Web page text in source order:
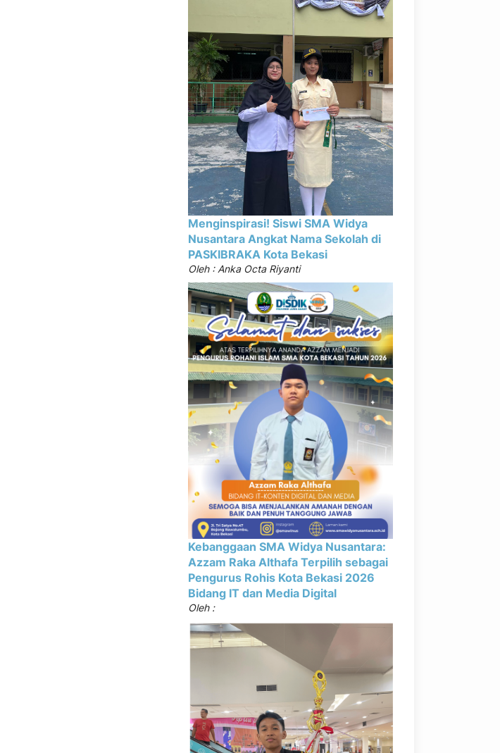
Menginspirasi! Siswi SMA Widya
Nusantara Angkat Nama Sekolah di
PASKIBRAKA Kota Bekasi
Oleh : Anka Octa Riyanti
Kebanggaan SMA Widya Nusantara:
Azzam Raka Althafa Terpilih sebagai
Pengurus Rohis Kota Bekasi 2026
Bidang IT dan Media Digital
Oleh :